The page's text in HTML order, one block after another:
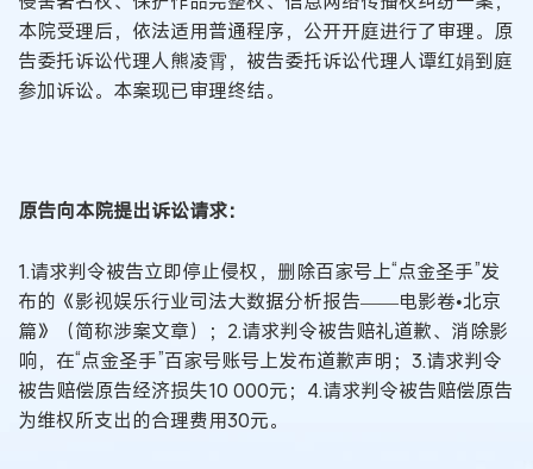
本院受理后，依法适用普通程序，公开开庭进行了审理。原
告委托诉讼代理人熊凌霄，被告委托诉讼代理人谭红娟到庭
参加诉讼。本案现已审理终结。
原告向本院提出诉讼请求：
1.请求判令被告立即停止侵权，删除百家号上“点金圣手”发
布的《影视娱乐行业司法大数据分析报告——电影卷•北京
篇》（简称涉案文章）；2.请求判令被告赔礼道歉、消除影
响，在“点金圣手”百家号账号上发布道歉声明；3.请求判令
被告赔偿原告经济损失10 000元；4.请求判令被告赔偿原告
为维权所支出的合理费用30元。